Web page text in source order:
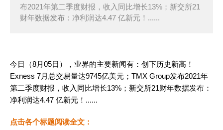
布2021年第二季度财报，收入同比增长13%；新交所21
财年数据发布：净利润达4.47 亿新元！......
今日（8月05日），业界的主要新闻有：创下历史新高！
Exness 7月总交易量达9745亿美元；TMX Group发布2021年
第二季度财报，收入同比增长13%；新交所21财年数据发布：
净利润达4.47 亿新元！......
点击各个标题阅读全文：